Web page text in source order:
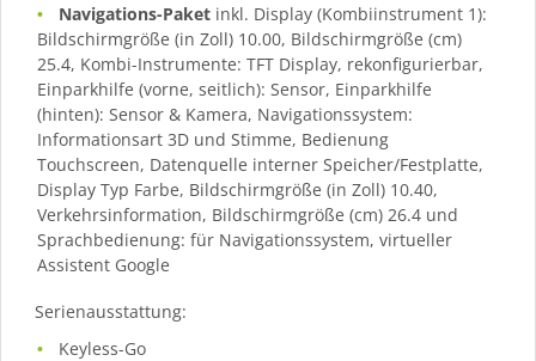
Navigations-Paket inkl. Display (Kombiinstrument 1):
Bildschirmgröße (in Zoll) 10.00, Bildschirmgröße (cm)
25.4, Kombi-Instrumente: TFT Display, rekonfigurierbar,
Einparkhilfe (vorne, seitlich): Sensor, Einparkhilfe
(hinten): Sensor & Kamera, Navigationssystem:
Informationsart 3D und Stimme, Bedienung
Touchscreen, Datenquelle interner Speicher/Festplatte,
Display Typ Farbe, Bildschirmgröße (in Zoll) 10.40,
Verkehrsinformation, Bildschirmgröße (cm) 26.4 und
Sprachbedienung: für Navigationssystem, virtueller
Assistent Google
Serienausstattung:
Keyless-Go